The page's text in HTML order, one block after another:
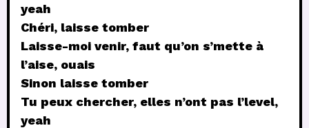
yeah
Chéri, laisse tomber
Laisse-moi venir, faut qu’on s’mette à
l’aise, ouais
Sinon laisse tomber
Tu peux chercher, elles n’ont pas l’level,
yeah